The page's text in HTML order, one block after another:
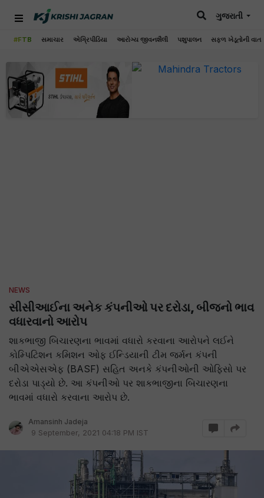
#FTB સમાચાર એગ્રિપીડિયા આરોગ્ય જીવનશૈલી પશુપાલન સફળ ખેડૂતોની વાત
ગુજરાતી
NEWS
સીસીઆઈના અનેક કંપનીઓ પર દરોડા, બીજનો ભાવ
વધારવાનો આરોપ
શાકભાજી બિચારણના ભાવમાં વધારો કરવાના આરોપને લઈને
કોમ્પિટિશન કમિશન ઓફ ઈન્ડિયાની ટીમ જર્મન કંપની
બીએએસએફ (BASF) સહિત અનકે કંપનીઓની ઓફિસો પર
દરોડા પાડ્યો છે. આ કંપનીઓ પર શાકભાજીના બિચારણના
ભાવમાં વધારો કરવાના આરોપ છે.
Amansinh Jadeja
9 September, 2021 04:18 PM IST